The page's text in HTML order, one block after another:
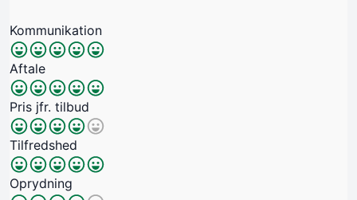
Kommunikation
Aftale
Pris jfr. tilbud
Tilfredshed
Oprydning